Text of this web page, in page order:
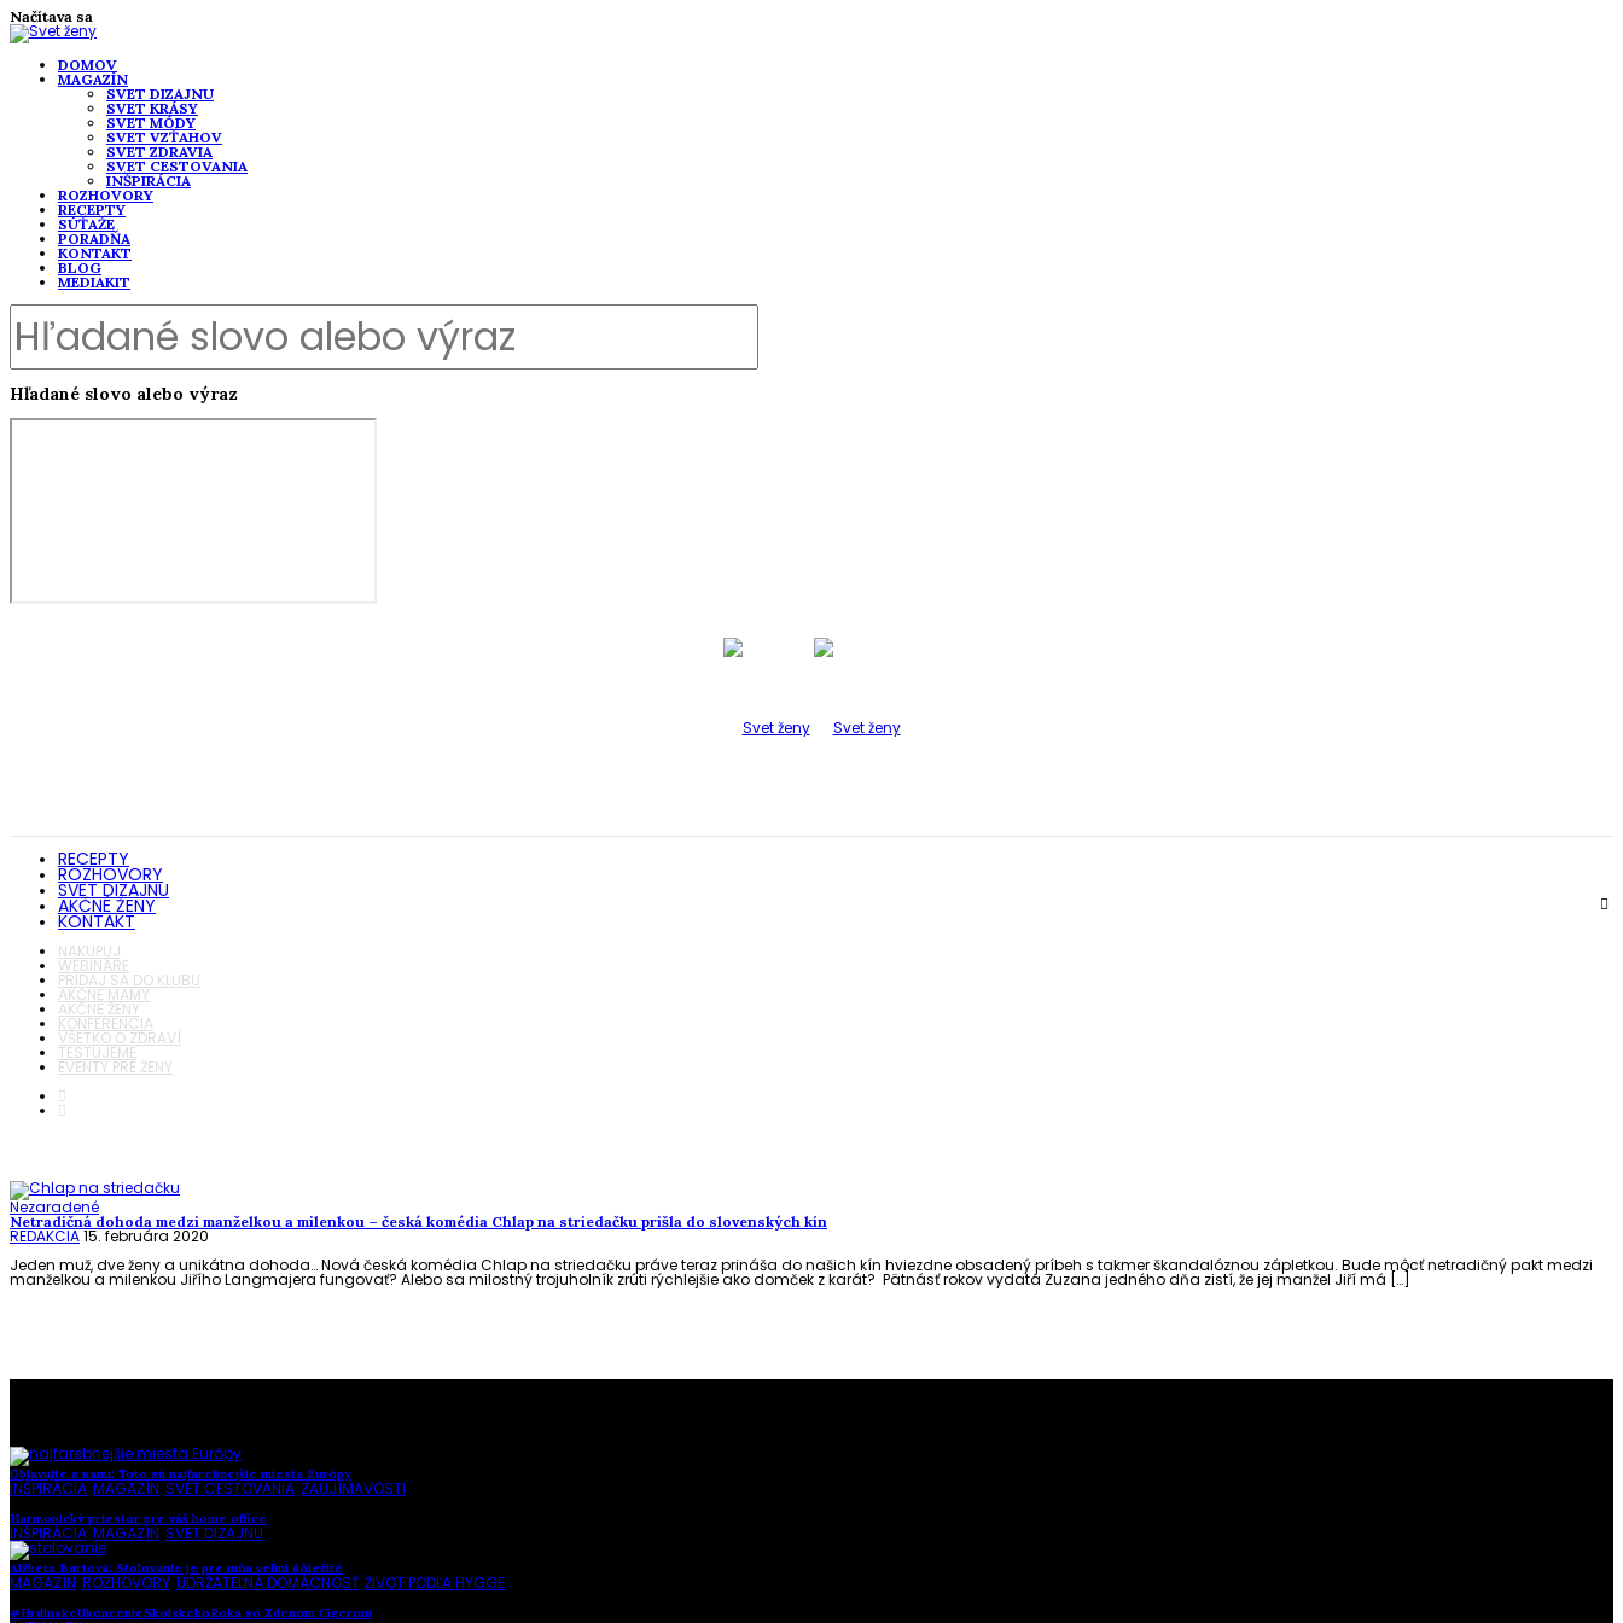
Načítava sa
DOMOV
MAGAZÍN
SVET DIZAJNU
SVET KRÁSY
SVET MÓDY
SVET VZŤAHOV
SVET ZDRAVIA
SVET CESTOVANIA
INŠPIRÁCIA
ROZHOVORY
RECEPTY
SÚŤAŽE
PORADŇA
KONTAKT
BLOG
MEDIAKIT
Hľadané slovo alebo výraz
RECEPTY
ROZHOVORY
SVET DIZAJNU
AKČNÉ ŽENY
KONTAKT
NAKUPUJ
WEBINÁRE
PRIDAJ SA DO KLUBU
AKČNÉ MAMY
AKČNÉ ŽENY
KONFERENCIA
VŠETKO O ZDRAVÍ
TESTUJEME
EVENTY PRE ŽENY
Nezaradené
Netradičná dohoda medzi manželkou a milenkou – česká komédia Chlap na striedačku prišla do slovenských kín
REDAKCIA15. februára 2020
Jeden muž, dve ženy a unikátna dohoda… Nová česká komédia Chlap na striedačku práve teraz prináša do našich kín hviezdne obsadený príbeh s takmer škandalóznou zápletkou. Bude môcť netradičný pakt medzi
manželkou a milenkou Jiřího Langmajera fungovať? Alebo sa milostný trojuholník zrúti rýchlejšie ako domček z karát? Pätnásť rokov vydatá Zuzana jedného dňa zistí, že jej manžel Jiří má […]
Objavujte s nami: Toto sú najfarebnejšie miesta Európy
INŠPIRÁCIA MAGAZÍN SVET CESTOVANIA ZAUJÍMAVOSTI
Harmonický priestor pre váš home office
INŠPIRÁCIA MAGAZÍN SVET DIZAJNU
Alžbeta Bartová: Stolovanie je pre mňa veľmi dôležité
MAGAZÍN ROZHOVORY UDRŽATEĽNÁ DOMÁCNOSŤ ŽIVOT PODĽA HYGGE
#HrdinskeUkoncenieSkolskehoRoka so Zdenom Cígerom